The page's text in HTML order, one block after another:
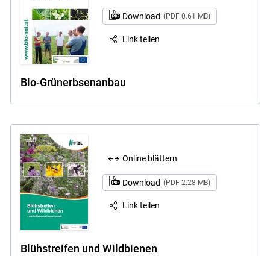
Download (PDF 0.61 MB)
Link teilen
Bio-Grünerbsenanbau
Online blättern
Download (PDF 2.28 MB)
Link teilen
Blühstreifen und Wildbienen